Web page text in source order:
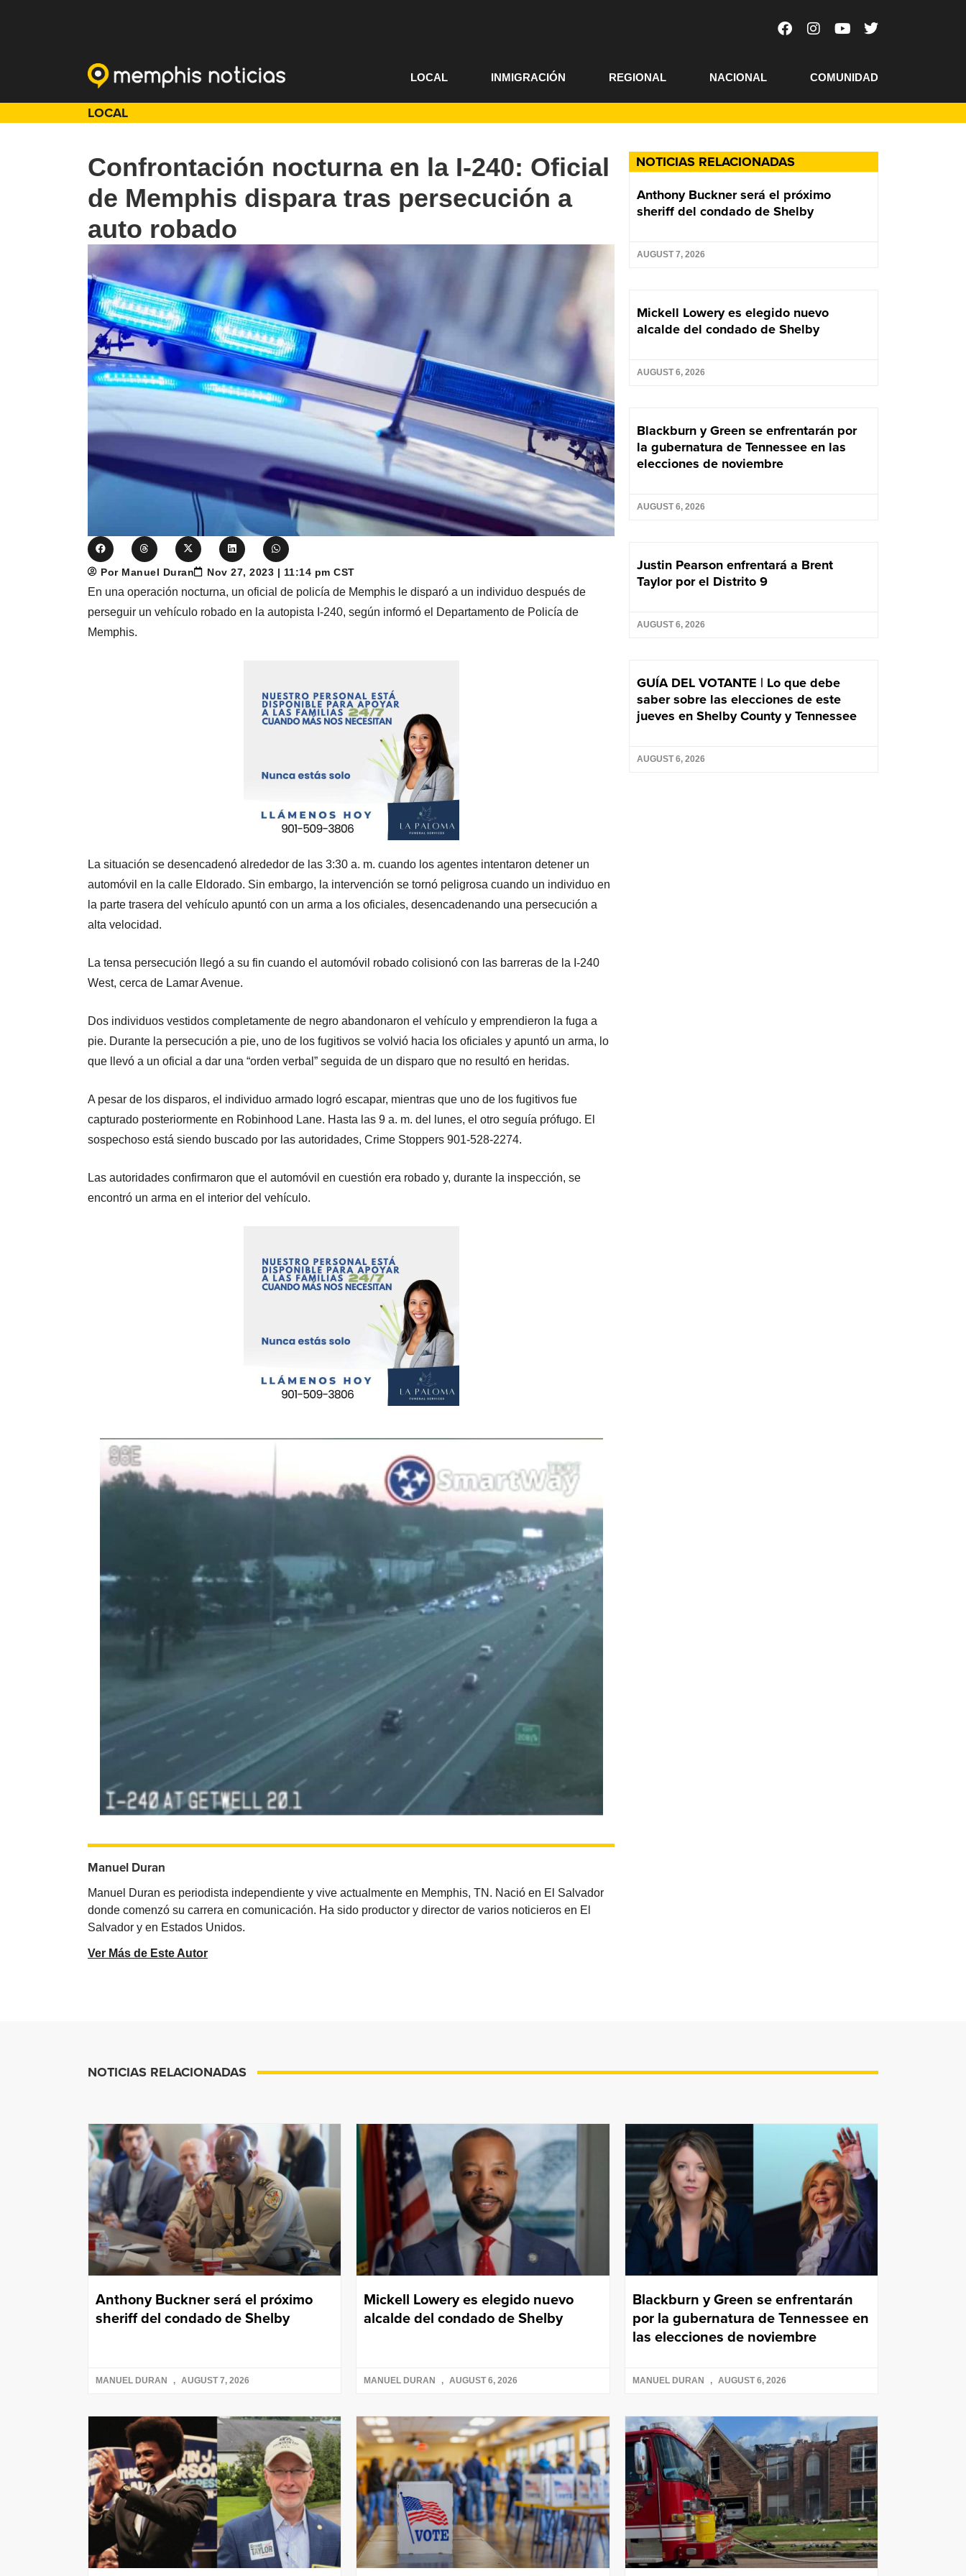
LOCAL INMIGRACIÓN REGIONAL NACIONAL COMUNIDAD
LOCAL
NOTICIAS RELACIONADAS
Anthony Buckner será el próximo
sheriff del condado de Shelby
AUGUST 7, 2026
Mickell Lowery es elegido nuevo
alcalde del condado de Shelby
AUGUST 6, 2026
Blackburn y Green se enfrentarán por
la gubernatura de Tennessee en las
elecciones de noviembre
AUGUST 6, 2026
Justin Pearson enfrentará a Brent
Taylor por el Distrito 9
AUGUST 6, 2026
GUÍA DEL VOTANTE | Lo que debe
saber sobre las elecciones de este
jueves en Shelby County y Tennessee
AUGUST 6, 2026
Confrontación nocturna en la I-240: Oficial
de Memphis dispara tras persecución a
auto robado
Por Manuel Duran Nov 27, 2023 | 11:14 pm CST
En una operación nocturna, un oficial de policía de Memphis le disparó a un individuo después de
perseguir un vehículo robado en la autopista I-240, según informó el Departamento de Policía de
Memphis.
La situación se desencadenó alrededor de las 3:30 a. m. cuando los agentes intentaron detener un
automóvil en la calle Eldorado. Sin embargo, la intervención se tornó peligrosa cuando un individuo en
la parte trasera del vehículo apuntó con un arma a los oficiales, desencadenando una persecución a
alta velocidad.
La tensa persecución llegó a su fin cuando el automóvil robado colisionó con las barreras de la I-240
West, cerca de Lamar Avenue.
Dos individuos vestidos completamente de negro abandonaron el vehículo y emprendieron la fuga a
pie. Durante la persecución a pie, uno de los fugitivos se volvió hacia los oficiales y apuntó un arma, lo
que llevó a un oficial a dar una “orden verbal” seguida de un disparo que no resultó en heridas.
A pesar de los disparos, el individuo armado logró escapar, mientras que uno de los fugitivos fue
capturado posteriormente en Robinhood Lane. Hasta las 9 a. m. del lunes, el otro seguía prófugo. El
sospechoso está siendo buscado por las autoridades, Crime Stoppers 901-528-2274.
Las autoridades confirmaron que el automóvil en cuestión era robado y, durante la inspección, se
encontró un arma en el interior del vehículo.
Manuel Duran
Manuel Duran es periodista independiente y vive actualmente en Memphis, TN. Nació en El Salvador
donde comenzó su carrera en comunicación. Ha sido productor y director de varios noticieros en El
Salvador y en Estados Unidos.
Ver Más de Este Autor
NOTICIAS RELACIONADAS
Anthony Buckner será el próximo
sheriff del condado de Shelby
MANUEL DURAN AUGUST 7, 2026
Mickell Lowery es elegido nuevo
alcalde del condado de Shelby
MANUEL DURAN AUGUST 6, 2026
Blackburn y Green se enfrentarán
por la gubernatura de Tennessee en
las elecciones de noviembre
MANUEL DURAN AUGUST 6, 2026